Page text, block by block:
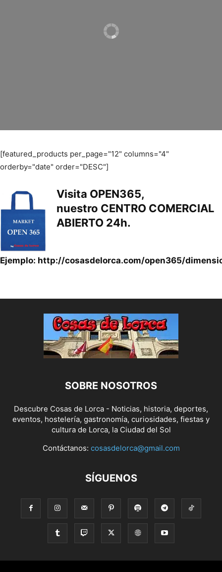
[featured_products per_page="12" columns="4"
orderby="date" order="DESC"]
Visita OPEN365,
nuestro CENTRO COMERCIAL
ABIERTO 24h.
Ejemplo: http://cosasdelorca.com/open365/
SOBRE NOSOTROS
Descubre Cosas de Lorca - Noticias, historia, deportes,
eventos, hostelería, gastronomía, curiosidades, fiestas y
cultura de Lorca, la Ciudad del Sol
Contáctanos: cosasdelorca@gmail.com
SÍGUENOS